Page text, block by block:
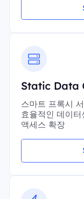
Static Data
스마트 프록시
효율적인 데이
액세스 확장